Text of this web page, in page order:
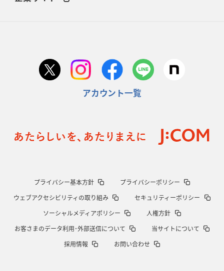
アカウント一覧
プライバシー基本方針
プライバシーポリシー
ウェブアクセシビリティの取り組み
セキュリティーポリシー
ソーシャルメディアポリシー
人権方針
お客さまのデータ利用･外部送信について
当サイトについて
採用情報
お問い合わせ